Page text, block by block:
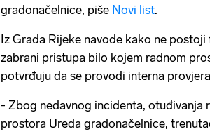
gradonačelnice, piše Novi list.
Iz Grada Rijeke navode kako ne
zabrani pristupa bilo kojem radnom
potvrđuju da se provodi interna
- Zbog nedavnog incidenta, otuđivanja
prostora Ureda gradonačelnice,